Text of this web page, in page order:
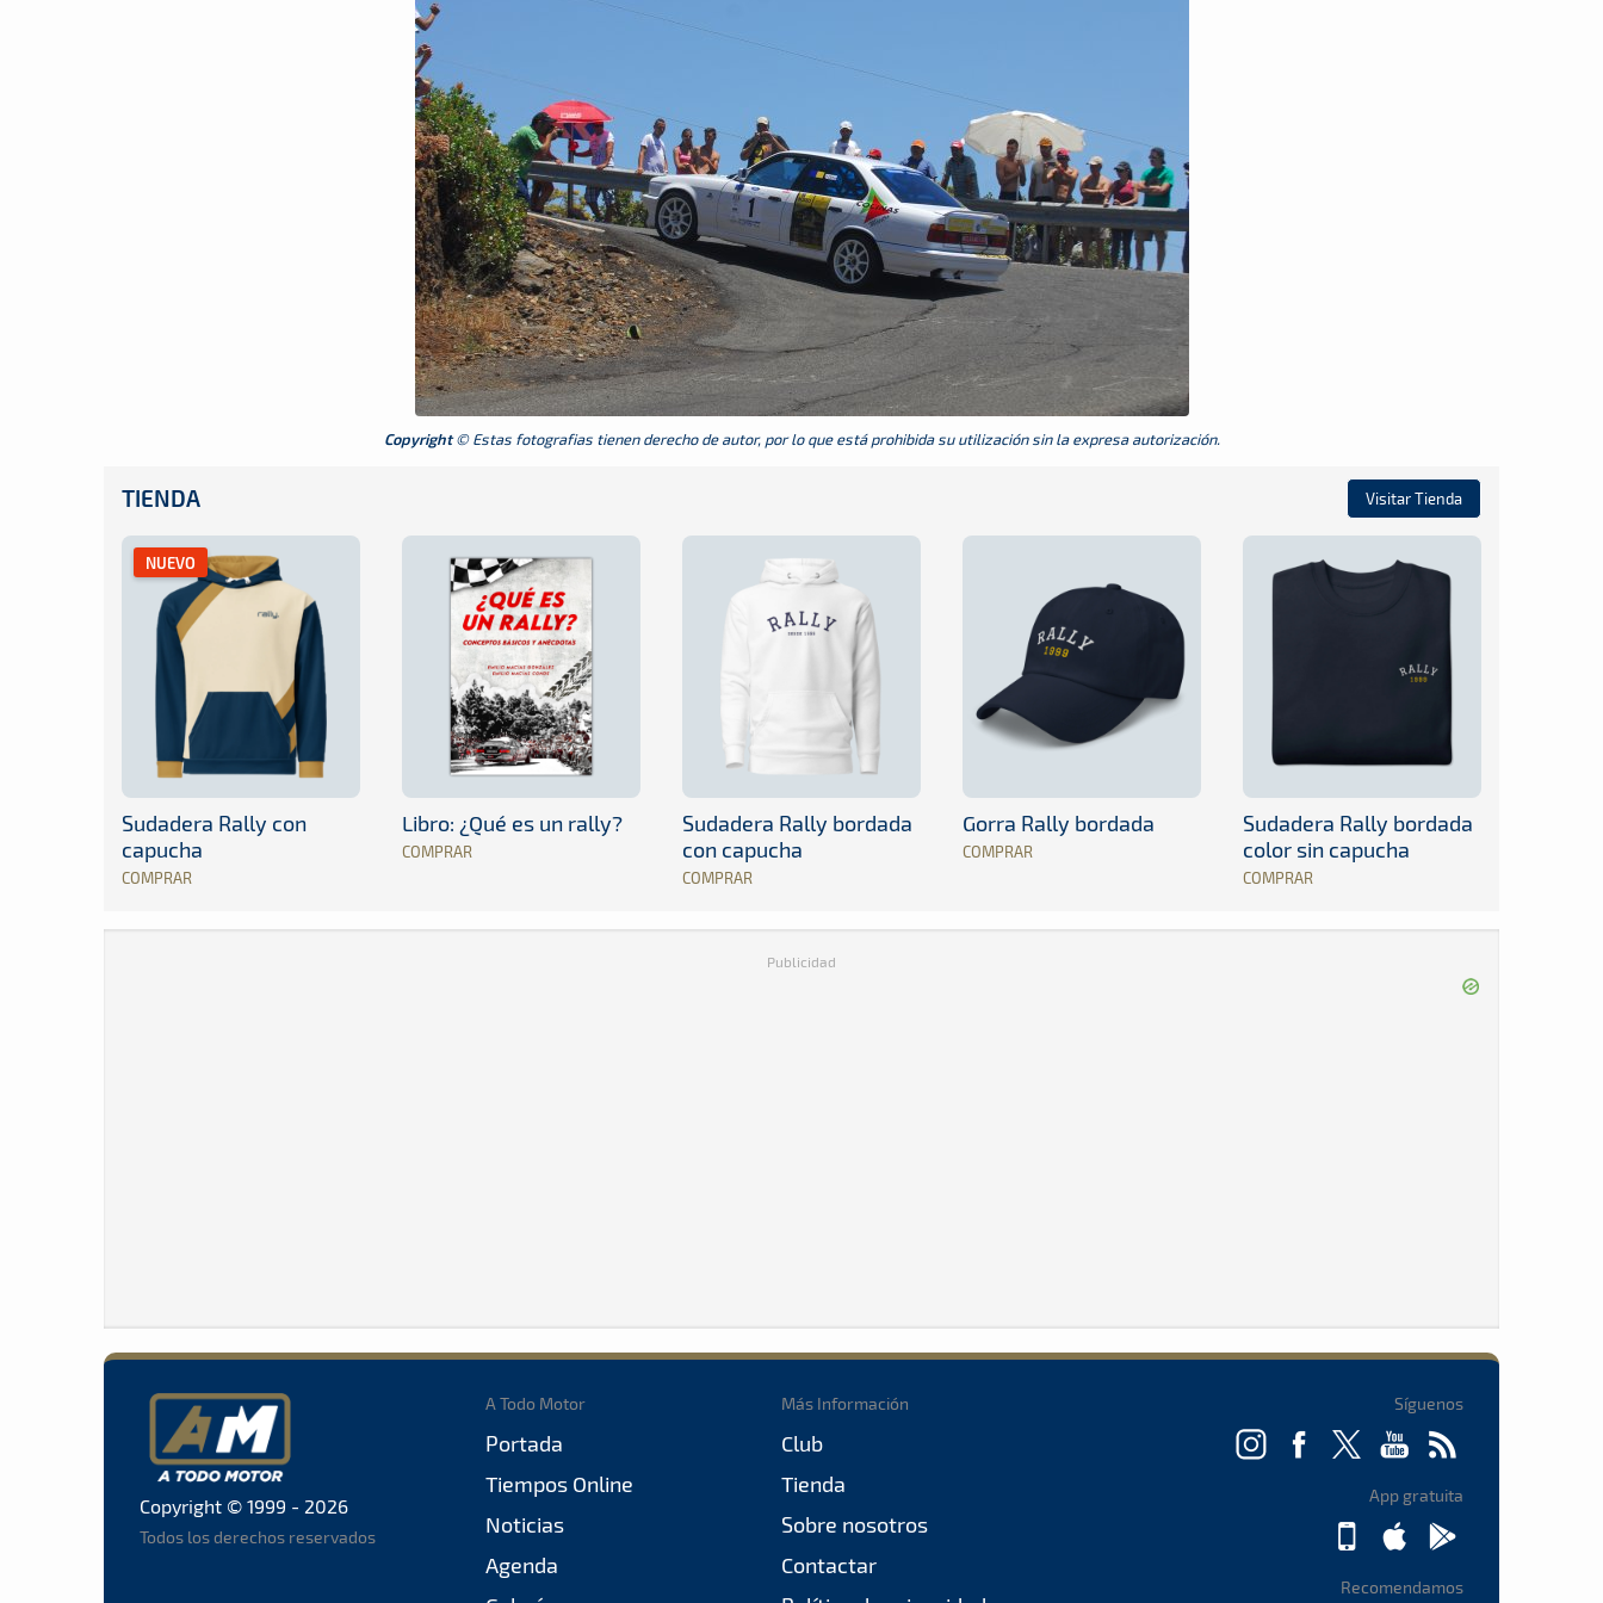
Copyright© Estas fotografias tienen derecho de autor, por lo que está prohibida su utilización sin la expresa autorización.
TIENDA Visitar Tienda
NUEVO
Sudadera Rally con
capucha
COMPRAR
Libro: ¿Qué es un rally?
COMPRAR
Sudadera Rally bordada
con capucha
COMPRAR
Gorra Rally bordada
COMPRAR
Sudadera Rally bordada
color sin capucha
COMPRAR
Publicidad
Copyright © 1999 - 2026
Todos los derechos reservados
A Todo Motor
Portada
Tiempos Online
Noticias
Agenda
Más Información
Club
Tienda
Sobre nosotros
Contactar
Síguenos
App gratuita
Recomendamos